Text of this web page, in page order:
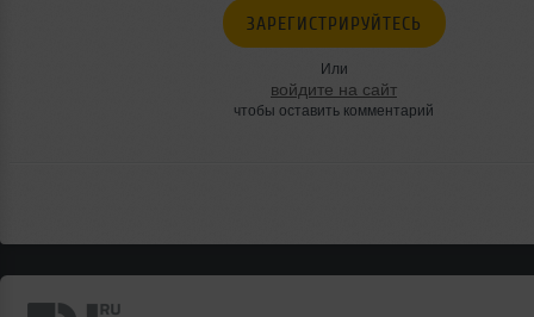
ЗАРЕГИСТРИРУЙТЕСЬ
Или
войдите на сайт
чтобы оставить комментарий